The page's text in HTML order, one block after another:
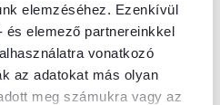
elemzéséhez. Ezenkívül
és elemező partnereinkkel
vonatkozó
az adatokat más olyan
meg számukra vagy az